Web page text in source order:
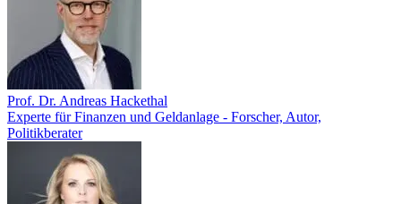
Prof. Dr. Andreas Hackethal
Experte für Finanzen und Geldanlage - Forscher, Autor,
Politikberater